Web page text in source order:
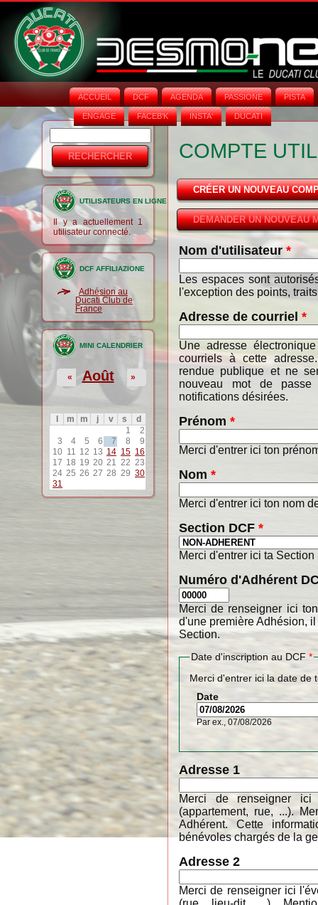
ACCUEIL DCF AGENDA PASSIONE PISTA
ENGAGE FACEB'K INSTA‘ DUCATI
Formulaire
de
recherche
UTILISATEURS EN LIGNE
Il y a actuellement 1
utilisateur connecté.
DCF AFFILIAZIONE
Adhésion au
Ducati Club de
France
MINI CALENDRIER
Août
« »
m m j v s
d
1
2
3
4 5 6 7 8
9
10 11 12 13 14 15 16
17 18 19 20 21 22 23
24 25 26 27 28 29 30
31
COMPTE
CRÉER UN NOUVEAU
DEMANDER UN NOUVEAU
Nom d'utilisateur *
Les espaces sont
l'exception des points,
Adresse de courriel *
Une adresse
courriels à cette
rendue publique et ne
nouveau mot de
notifications désirées.
Prénom *
Merci d'entrer ici ton
Nom *
Merci d'entrer ici ton nom
Section DCF *
Merci d'entrer ici ta
Numéro d'Adhérent
Merci de renseigner ici
d'une première Adhésion,
Section.
Date d'inscription au DCF *
Merci d'entrer ici la date de
Date
Par ex., 07/08/2026
Adresse 1
Merci de renseigner
(appartement, rue, ...).
Adhérent. Cette
bénévoles chargés de la
Adresse 2
Merci de renseigner ici